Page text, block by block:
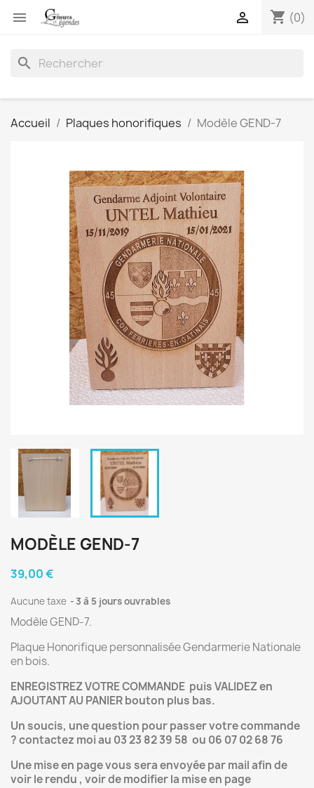
 shopping_cart (0)

search
Accueil Plaques honorifiques Modèle GEND-7
MODÈLE GEND-7
39,00 €
Aucune taxe 3 à 5 jours ouvrables
Modèle GEND-7.
Plaque Honorifique personnalisée Gendarmerie Nationale
en bois.
ENREGISTREZ VOTRE COMMANDE puis VALIDEZ en
AJOUTANT AU PANIER bouton plus bas.
Un soucis, une question pour passer votre commande
? contactez moi au 03 23 82 39 58 ou 06 07 02 68 76
Une mise en page vous sera envoyée par mail afin de
voir le rendu , voir de modifier la mise en page